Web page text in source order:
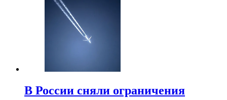
В России сняли ограничения